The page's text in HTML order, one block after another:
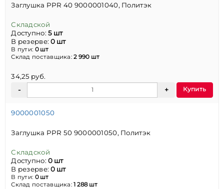
Заглушка PPR 40 9000001040, Политэк
Складской
Доступно:5 шт
В резерве:0 шт
В пути: 0 шт
Склад поставщика:2 990 шт
34,25 руб.
Купить
9000001050
Заглушка PPR 50 9000001050, Политэк
Складской
Доступно:0 шт
В резерве:0 шт
В пути: 0 шт
Склад поставщика:1 288 шт